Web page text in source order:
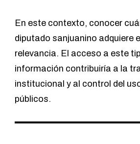
En este contexto, conocer
diputado sanjuanino adquiere
relevancia. El acceso a este
información contribuiría a la
institucional y al control del
públicos.